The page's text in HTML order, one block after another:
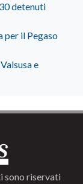
detenuti
per il Pegaso
e
sono riservati